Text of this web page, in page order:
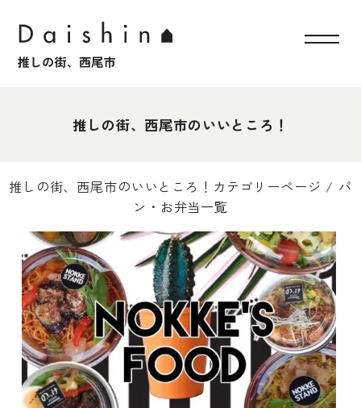
推しの街、西尾市のいいところ！
推しの街、西尾市のいいところ！カテゴリーページ / パ
ン・お弁当一覧